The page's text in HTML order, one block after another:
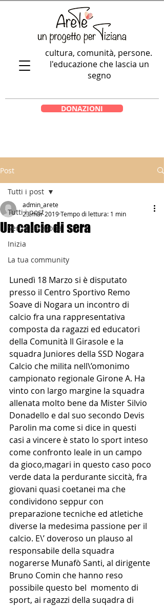
cultura, comunità, persone.
l'educazione che lascia un
segno
DONAZIONI
Post
Tutti i post
Senza categoria
Inizia
La tua community
Tutti i post
Un calcio di sera
admin_arete
23 mar 2019Tempo di lettura: 1 min
Lunedì 18 Marzo si è disputato
presso il Centro Sportivo Remo
Soave di Nogara un incontro di
calcio fra una rappresentativa
composta da ragazzi ed educatori
della Comunità Il Girasole e la
squadra Juniores della SSD Nogara
Calcio che milita nell\’omonimo
campionato regionale Girone A. Ha
vinto con largo margine la squadra
allenata molto bene da Mister Silvio
Donadello e dal suo secondo Devis
Parolin ma come si dice in questi
casi a vincere è stato lo sport inteso
come confronto leale in un campo
da gioco,magari in questo caso poco
verde data la perdurante siccità, fra
giovani quasi coetanei ma che
condividono seppur con
preparazione tecniche ed atletiche
diverse la medesima passione per il
calcio. E\’ doveroso un plauso al
responsabile della squadra
nogarerse Munafò Santi, al dirigente
Bruno Comin che hanno reso
possibile questo bel  momento di
sport, ai ragazzi della suqadra di